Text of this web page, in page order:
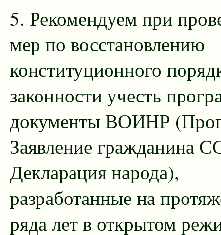
5. Рекомендуем при
мер по восстановлению
конституционного
законности учесть
документы ВОИНР
Заявление гражданина
Декларация народа),
разработанные на
ряда лет в открытом